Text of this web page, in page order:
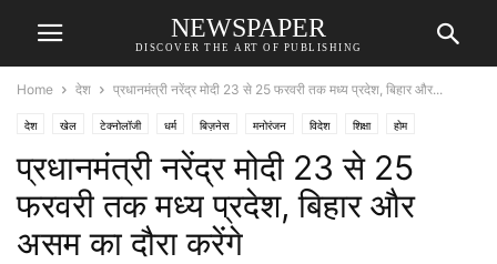
NEWSPAPER
DISCOVER THE ART OF PUBLISHING
Home देश प्रधानमंत्री नरेंद्र मोदी 23 से 25 फरवरी तक मध्य प्रदेश, बिहार और...
देश खेल टेक्नोलॉजी धर्म बिज़नेस मनोरंजन विदेश शिक्षा होम
प्रधानमंत्री नरेंद्र मोदी 23 से 25
फरवरी तक मध्य प्रदेश, बिहार और
असम का दौरा करेंगे